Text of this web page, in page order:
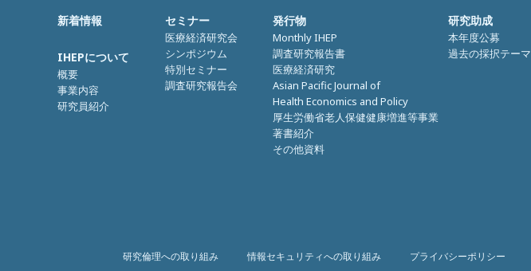
新着情報
IHEPについて
概要
事業内容
研究員紹介
セミナー
医療経済研究会
シンポジウム
特別セミナー
調査研究報告会
発行物
Monthly IHEP
調査研究報告書
医療経済研究
Asian Pacific Journal of
Health Economics and Policy
厚生労働省老人保健健康増進等事業
著書紹介
その他資料
研究助成
本年度公募
過去の採択テーマ
研究倫理への取り組み 情報セキュリティへの取り組み プライバシーポリシー